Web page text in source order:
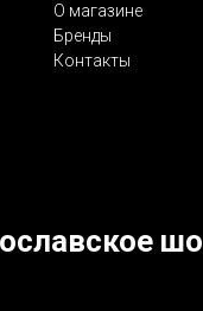
О магазине
Бренды
Контакты